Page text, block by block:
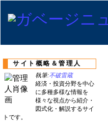
サイト概略＆管理人
執筆:不破雷蔵
経済・投資分野を中心
に多種多様な情報を
様々な視点から紹介・
図式化・解説するサイ
トです。